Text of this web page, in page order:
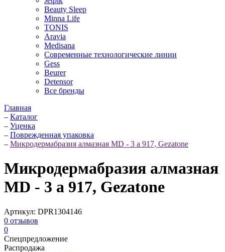
Beauty Sleep
Minna Life
TONIS
Aravia
Medisana
Современные технологические линии
Gess
Beurer
Detensor
Все бренды
Главная
– Каталог
– Уценка
– Поврежденная упаковка
– Микродермабразия алмазная MD - 3 a 917, Gezatone
Микродермабразия алмазная
MD - 3 a 917, Gezatone
Артикул: DPR1304146
0 отзывов
0
Спецпредложение
Распродажа